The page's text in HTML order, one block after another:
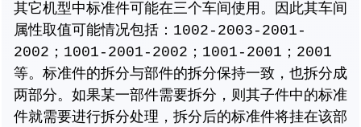
其它机型中标准件可能在三个车间使用。因此其车间
属性取值可能情况包括：1002-2003-2001-
2002；1001-2001-2002；1001-2001；2001
等。标准件的拆分与部件的拆分保持一致，也拆分成
两部分。如果某一部件需要拆分，则其子件中的标准
件就需要进行拆分处理，拆分后的标准件将挂在该部